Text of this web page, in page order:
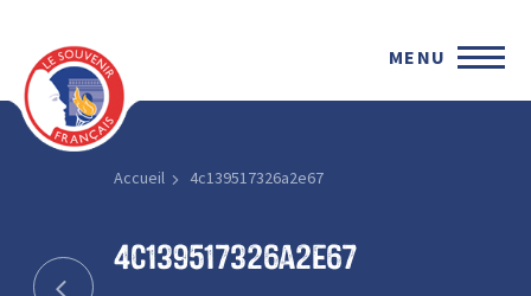
MENU
Accueil 4c139517326a2e67
4c139517326a2e67